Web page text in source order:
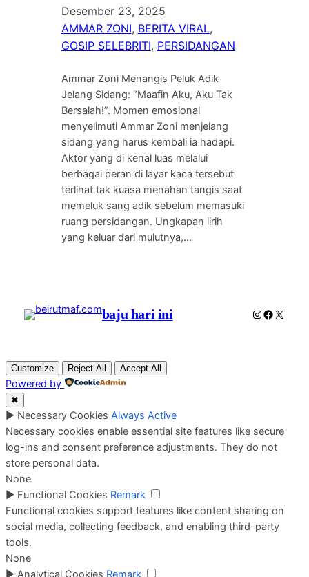
Desember 23, 2025
AMMAR ZONI, BERITA VIRAL
GOSIP SELEBRITI, PERSIDANGAN
Ammar Zoni Menangis Peluk Adik
Jelang Sidang: “Maafin Aku, Aku Tak
Bersalah!”. Momen emosional
menyelimuti Ammar Zoni menjelang
sidang yang harus kembali ia hadapi.
Aktor yang di kenal luas melalui
berbagai peran di layar kaca tersebut
terlihat tak kuasa menahan tangis saat
memeluk sang adik sebelum memasuki
ruang persidangan. Ungkapan lirih
yang keluar dari mulutnya,…
baju hari ini Instagram
X
Customize Reject All Accept All
Powered by
✖
► Necessary Cookies Always Active
Necessary cookies enable essential site features like secure
log-ins and consent preference adjustments. They do not
store personal data.
None
► Functional Cookies Remark
Functional cookies support features like content sharing on
social media, collecting feedback, and enabling third-party
tools.
None
► Analytical Cookies Remark